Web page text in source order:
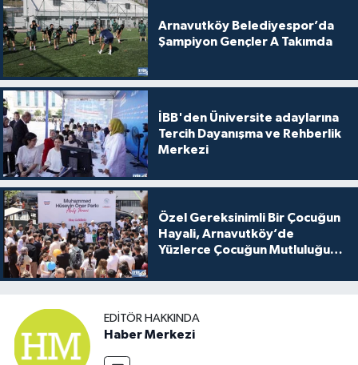
Arnavutköy Belediyespor’da
Şampiyon Gençler A Takımda
İBB'den Üniversite adaylarına
Tercih Dayanışma ve Rehberlik
Merkezi
Özel Gereksinimli Bir Çocuğun
Hayali, Arnavutköy’de
Yüzlerce Çocuğun Mutluluğu
EDITÖR HAKKINDA
Haber Merkezi